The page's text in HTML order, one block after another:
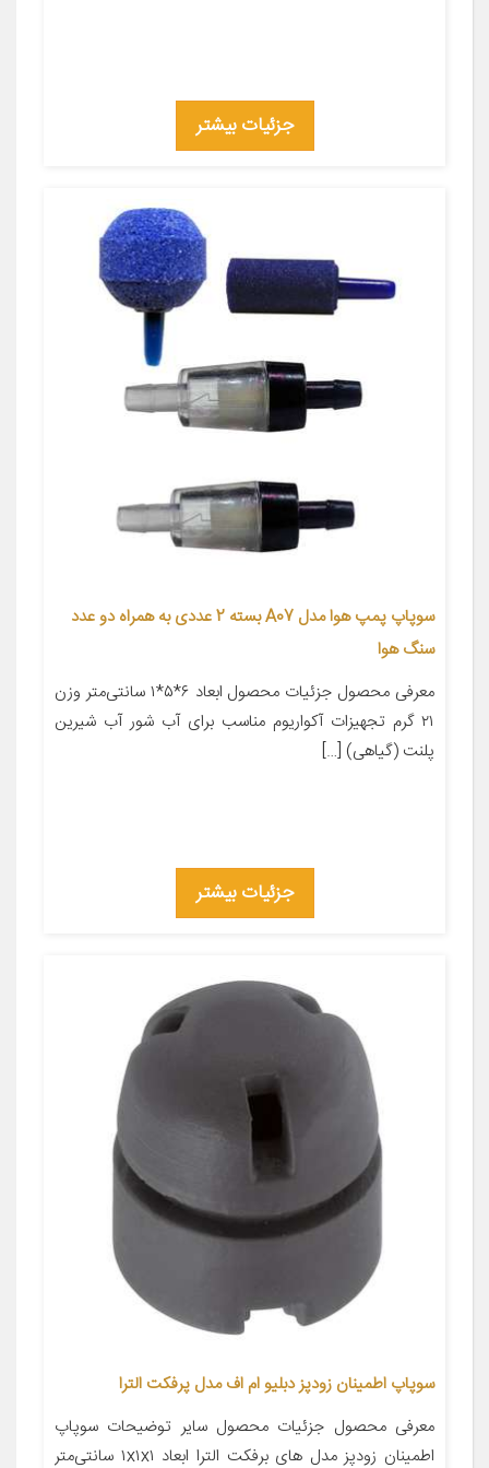
جزئیات بیشتر
سوپاپ پمپ هوا مدل A07 بسته 2 عددی به همراه دو عدد
سنگ هوا
معرفی محصول جزئیات محصول ابعاد ۶*۵*۱ سانتی‌متر وزن
۲۱ گرم تجهیزات آکواریوم مناسب برای آب شور آب شیرین
پلنت (گیاهی) […]
جزئیات بیشتر
سوپاپ اطمینان زودپز دبلیو ام اف مدل پرفکت الترا
معرفی محصول جزئیات محصول سایر توضیحات سوپاپ
اطمینان زودپز مدل های برفکت الترا ابعاد ۱x۱x۱ سانتی‌متر